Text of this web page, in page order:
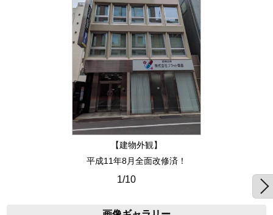
【建物外観】
平成11年8月全面改修済！
1/10